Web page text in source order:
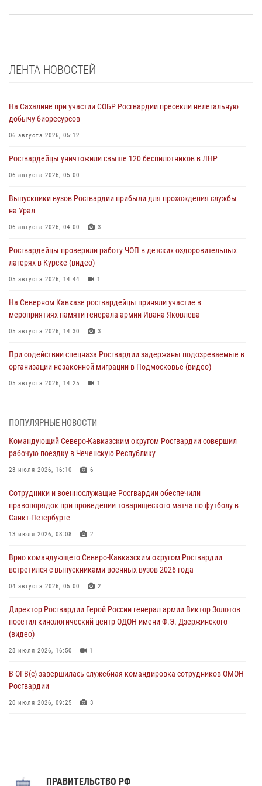
ЛЕНТА НОВОСТЕЙ
На Сахалине при участии СОБР Росгвардии пресекли нелегальную
добычу биоресурсов
06 августа 2026, 05:12
Росгвардейцы уничтожили свыше 120 беспилотников в ЛНР
06 августа 2026, 05:00
Выпускники вузов Росгвардии прибыли для прохождения службы
на Урал
06 августа 2026, 04:00 3
Росгвардейцы проверили работу ЧОП в детских оздоровительных
лагерях в Курске (видео)
05 августа 2026, 14:44 1
На Северном Кавказе росгвардейцы приняли участие в
мероприятиях памяти генерала армии Ивана Яковлева
05 августа 2026, 14:30 3
При содействии спецназа Росгвардии задержаны подозреваемые в
организации незаконной миграции в Подмосковье (видео)
05 августа 2026, 14:25 1
задержании подозреваемых в причинении имущественного ущерба
Формулу безопасности показал спецназ Росгвардии юным
динамовцам Свердловской области
В столице росгвардейцы задержали мужчину, устроившего дебош в
букмекерской конторе (видео)
05 августа 2026, 13:25
В Удмуртии при силовой поддержке спецназа Росгвардии
задержаны подозреваемые в мошенничестве под видом оказания
оздоровительных услуг (видео)
ПОПУЛЯРНЫЕ НОВОСТИ
Командующий Северо-Кавказским округом Росгвардии совершил
рабочую поездку в Чеченскую Республику
23 июля 2026, 16:10 6
Сотрудники и военнослужащие Росгвардии обеспечили
правопорядок при проведении товарищеского матча по футболу в
Санкт-Петербурге
13 июля 2026, 08:08 2
Врио командующего Северо-Кавказским округом Росгвардии
встретился с выпускниками военных вузов 2026 года
04 августа 2026, 05:00 2
Директор Росгвардии Герой России генерал армии Виктор Золотов
посетил кинологический центр ОДОН имени Ф.Э. Дзержинского
(видео)
28 июля 2026, 16:50 1
В ОГВ(с) завершилась служебная командировка сотрудников ОМОН
Росгвардии
20 июля 2026, 09:25 3
ПРАВИТЕЛЬСТВО РФ